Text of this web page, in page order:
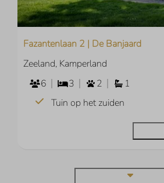
Fazantenlaan 2 | De Banjaard
Zeeland, Kamperland
6
3 2
1
Tuin op het zuiden